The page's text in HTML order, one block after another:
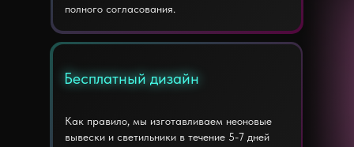
полного согласования.
Как правило, мы изготавливаем неоновые
вывески и светильники в течение 5-7 дней
Бесплатный дизайн
Бесплатный дизайн